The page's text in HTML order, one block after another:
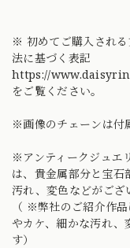
※ 初めてご購入される
法に基づく表記
https://
をご覧ください。
※画像のチェーンは付
※アンティークジュエ
は、貴金属部分と宝
汚れ、変色などがござ
（ ※弊社のご紹介作
やカケ、細かな汚れ、
す）